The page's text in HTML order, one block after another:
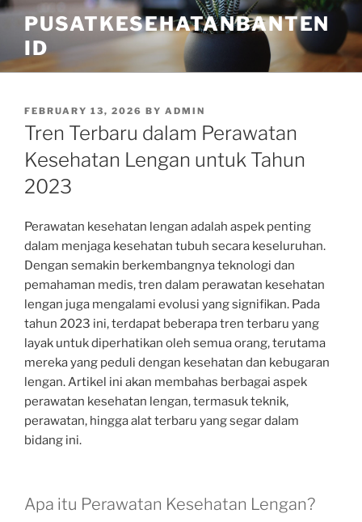
Skip
content
PUSATKESEHATANBANTEN
ID
POSTED
ON
FEBRUARY 13, 2026 BY ADMIN
Tren Terbaru dalam Perawatan
Kesehatan Lengan untuk Tahun
2023
Perawatan kesehatan lengan adalah aspek penting
dalam menjaga kesehatan tubuh secara keseluruhan.
Dengan semakin berkembangnya teknologi dan
pemahaman medis, tren dalam perawatan kesehatan
lengan juga mengalami evolusi yang signifikan. Pada
tahun 2023 ini, terdapat beberapa tren terbaru yang
layak untuk diperhatikan oleh semua orang, terutama
mereka yang peduli dengan kesehatan dan kebugaran
lengan. Artikel ini akan membahas berbagai aspek
perawatan kesehatan lengan, termasuk teknik,
perawatan, hingga alat terbaru yang segar dalam
bidang ini.
Apa itu Perawatan Kesehatan Lengan?